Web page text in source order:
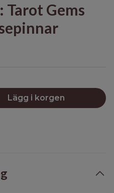
Tarot Gems
Lägg i korgen